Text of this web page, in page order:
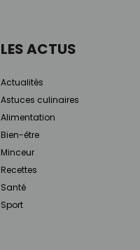
LES ACTUS
Actualités
Astuces culinaires
Alimentation
Bien-être
Minceur
Recettes
Santé
Sport